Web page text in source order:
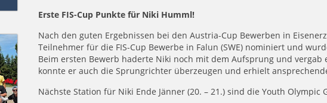
Erste FIS-Cup Punkte für Niki Humml!
Nach den guten Ergebnissen bei den Austria-Cup Bewerben in
Teilnehmer für die FIS-Cup Bewerbe in Falun (SWE) nominiert und
Beim ersten Bewerb haderte Niki noch mit dem Aufsprung und vergab
konnte er auch die Sprungrichter überzeugen und erhielt
Nächste Station für Niki Ende Jänner (20. – 21.) sind die Youth Olympic